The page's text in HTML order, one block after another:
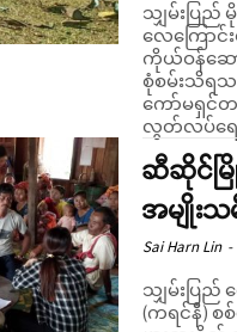
သျှမ်းပြည်
လေကြောင်
ကိုယ်ဝန်ဆော
စုံစမ်းသိရသည်။ ဒီဇင်ဘာလ (၆) ရက် နံနက် ၉ န
ကော်မရှင်
လွတ်လပ်ရေ
ဆီဆိုင်မ
အမျိုးသ
Sai Harn Lin -
သျှမ်းပြ
(ကရင်နီ) စ